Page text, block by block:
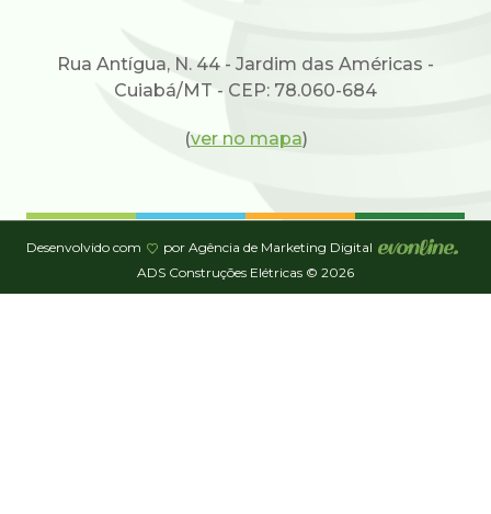
Rua Antígua, N. 44 - Jardim das Américas -
Cuiabá/MT - CEP: 78.060-684
(ver no mapa)
Desenvolvido com
por Agência de Marketing Digital
ADS Construções Elétricas © 2026